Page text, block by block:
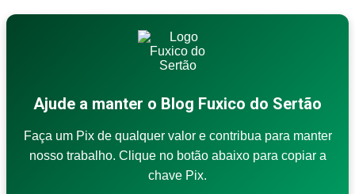
Ajude a manter o Blog Fuxico do Sertão
Faça um Pix de qualquer valor e contribua para manter
nosso trabalho. Clique no botão abaixo para copiar a
chave Pix.